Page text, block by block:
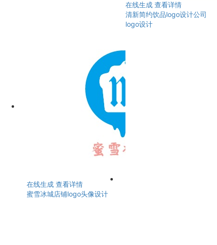
在线生成 查看详情
清新简约饮品logo设计公司
logo设计
在线生成 查看详情
蜜雪冰城店铺logo头像设计